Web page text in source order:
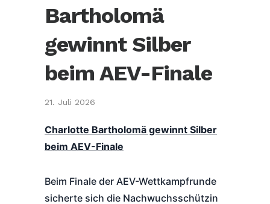
Bartholomä
gewinnt Silber
beim AEV-Finale
21. Juli 2026
Charlotte Bartholomä gewinnt Silber
beim AEV-Finale
Beim Finale der AEV-Wettkampfrunde
sicherte sich die Nachwuchsschützin